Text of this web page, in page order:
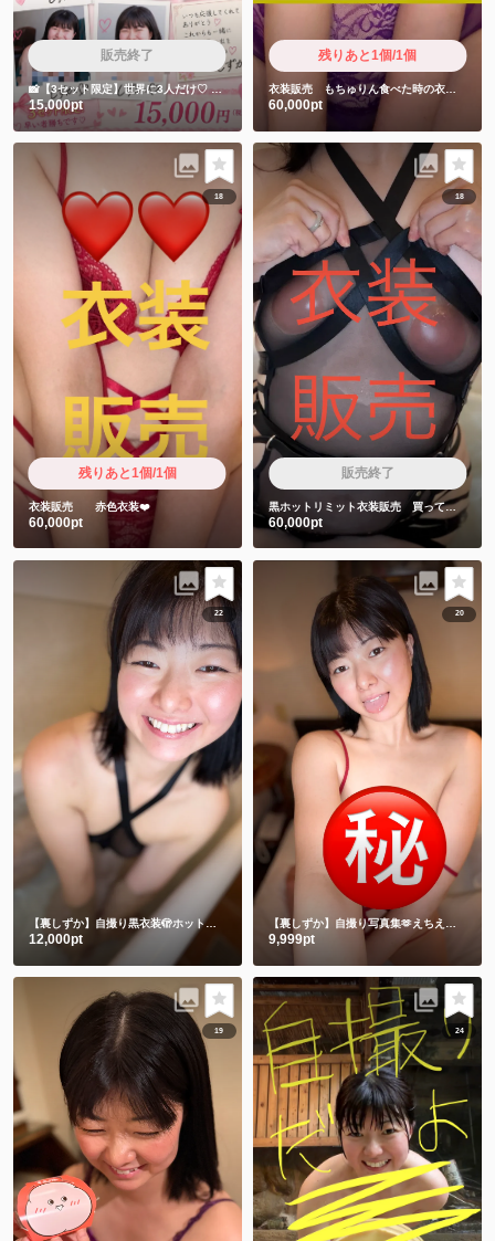
販売終了
📸【3セット限定】世界に3人だけ♡ しずかちゃん直筆サイン入りチェキ5枚セット
15,000pt
残りあと1個/1個
衣装販売 もちゅりん食べた時の衣装です❤️
60,000pt
18
残りあと1個/1個
衣装販売 赤色衣装❤️
60,000pt
18
販売終了
黒ホットリミット衣装販売 買ってくれた人しか見れない特典動画2本付き❤️
60,000pt
22
【裏しずか】自撮り黒衣装🫣ホットリミット🎵夏を刺激します❤️
12,000pt
20
【裏しずか】自撮り写真集🫶えちえち赤下着
9,999pt
19 24